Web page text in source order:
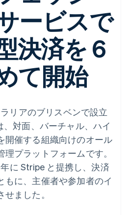
サブスクリ
ションの
管理
Invoicing
回限りまた
継続
消費税と
の自動
算
会計管理の
自動化
スタムレ
ート
Data
Pipeline
ータの同
金
フォー
決済の
築
ス / ECサイト
金融
務関連
ルビジネス
内決済
トプレイス
トフォーム
イターエコノミ―
リティ、旅行、
ー
ン決済を受け付
の決済を実装
フォームまたは
トプレイスを構
リプションを管
ブルコイン担保型
を発行
ントによるサー
プロビジョニング
への導入
に問い合わせる
ートプラン
ェッショナルサー
年次カンファ
ルーム
Press
わせ
ービスで
決済を 6
て開始
リアのブリスベンで設立
、対面、バーチャル、ハイ
開催する組織向けのオール
プラットフォームです。
に Stripe と提携し、決済
もに、主催者や参加者のイ
ました。